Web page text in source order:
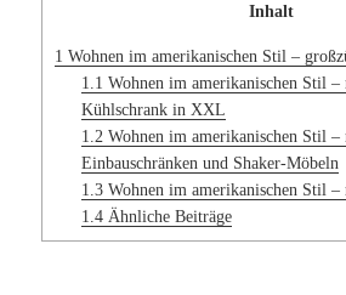
Inhalt
1 Wohnen im amerikanischen Stil –
1.1 Wohnen im amerikanischen Stil –
Kühlschrank in XXL
1.2 Wohnen im amerikanischen Stil –
Einbauschränken und Shaker-Möbeln
1.3Wohnen im amerikanischen Stil
1.4Ähnliche Beiträge